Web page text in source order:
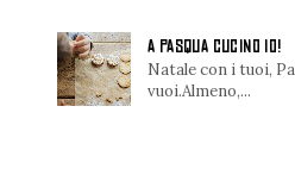
A PASQUA CUCINO IO!
Natale con i tuoi,
vuoi.Almeno,...